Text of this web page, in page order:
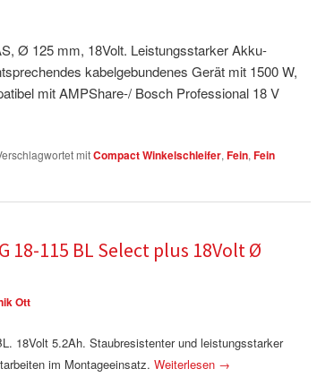
Ø 125 mm, 18Volt. Leistungsstarker Akku-
kabelgebundenes Gerät mit 1500 W,
mit AMPShare-/ Bosch Professional 18 V
mitCompact Winkelschleifer, Fein, Fein
18-115 BL Select plus 18Volt Ø
Ott
18Volt 5.2Ah. Staubresistenter und leistungsstarker
im Montageeinsatz. Weiterlesen →